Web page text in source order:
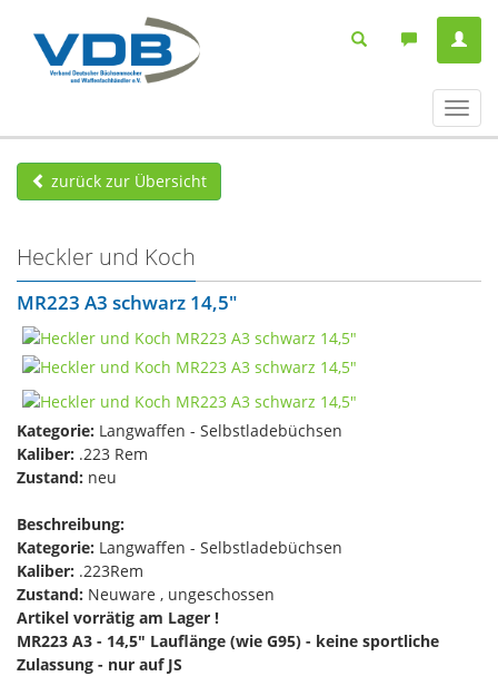
ein-/
zurück zur Übersicht
Heckler und Koch
MR223 A3 schwarz 14,5"
Kategorie: Langwaffen - Selbstladebüchsen
Kaliber: .223 Rem
Zustand: neu
Beschreibung:
Kategorie: Langwaffen - Selbstladebüchsen
Kaliber: .223Rem
Zustand: Neuware , ungeschossen
Artikel vorrätig am Lager !
MR223 A3 - 14,5" Lauflänge (wie G95) - keine sportliche
Zulassung - nur auf JS